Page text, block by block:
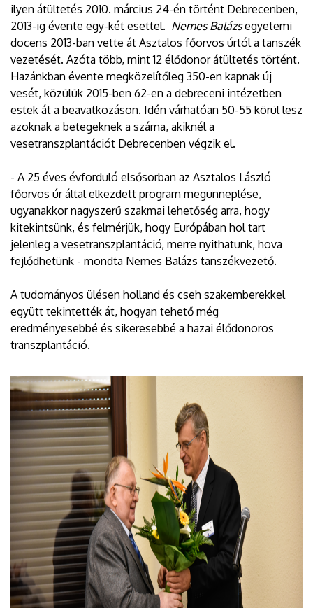
ilyen átültetés 2010. március 24-én történt Debrecenben,
2013-ig évente egy-két esettel. Nemes Balázsegyetemi
docens 2013-ban vette át Asztalos főorvos úrtól a tanszék
vezetését. Azóta több, mint 12 élődonor átültetés történt.
Hazánkban évente megközelítőleg 350-en kapnak új
vesét, közülük 2015-ben 62-en a debreceni intézetben
estek át a beavatkozáson. Idén várhatóan 50-55 körül lesz
azoknak a betegeknek a száma, akiknél a
vesetranszplantációt Debrecenben végzik el.
- A 25 éves évforduló elsősorban az Asztalos László
főorvos úr által elkezdett program megünneplése,
ugyanakkor nagyszerű szakmai lehetőség arra, hogy
kitekintsünk, és felmérjük, hogy Európában hol tart
jelenleg a vesetranszplantáció, merre nyithatunk, hova
fejlődhetünk - mondta Nemes Balázs tanszékvezető.
A tudományos ülésen holland és cseh szakemberekkel
együtt tekintették át, hogyan tehető még
eredményesebbé és sikeresebbé a hazai élődonoros
transzplantáció.